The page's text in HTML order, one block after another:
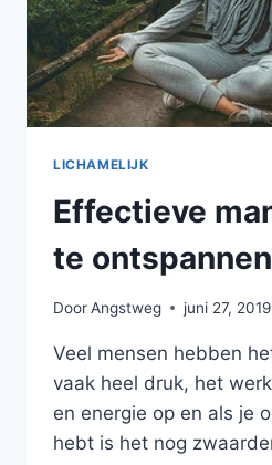
LICHAMELIJK
Effectieve
te ontspannen
DoorAngstweg juni 27, 2019
Veel mensen hebben
vaak heel druk, het
en energie op en als je
hebt is het nog